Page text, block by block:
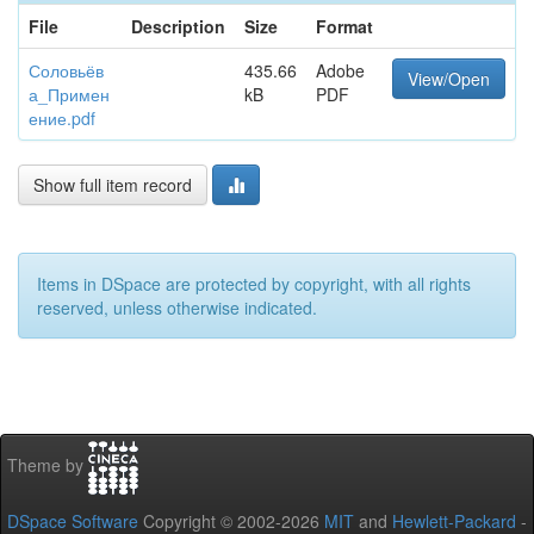
File Description Size
Format
Соловьёв
а_Примен
ение.pdf
435.66
kB
Adobe
PDF
View/Open
Show full item record
Items in DSpace are protected by copyright, with all rights
reserved, unless otherwise indicated.
Theme by
DSpace Software Copyright © 2002-2026 MIT and Hewlett-Packard -